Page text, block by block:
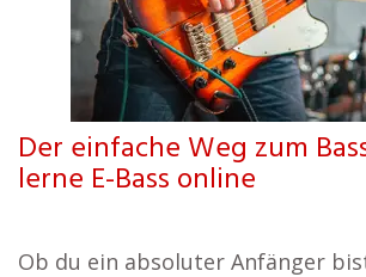
Der einfache Weg zum
lerne E-Bass online
Ob du ein absoluter Anfänger